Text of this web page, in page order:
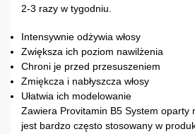
2-3 razy w tygodniu.
Intensywnie odżywia włosy
Zwiększa ich poziom nawilżenia
Chroni je przed przesuszeniem
Zmiękcza i nabłyszcza włosy
Ułatwia ich modelowanie
Zawiera Provitamin B5 System oparty
jest bardzo często stosowany w